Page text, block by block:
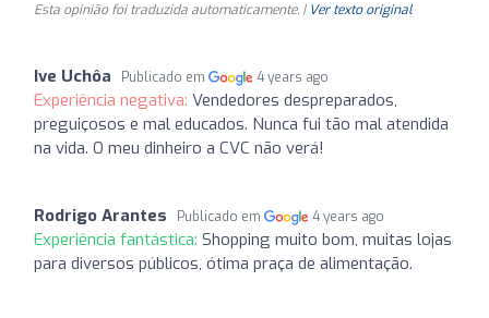
Esta opinião foi traduzida automaticamente. | Ver texto original
Ive Uchôa Publicado em 4 years ago
Experiência negativa: Vendedores despreparados,
preguiçosos e mal educados. Nunca fui tão mal atendida
na vida. O meu dinheiro a CVC não verá!
Rodrigo Arantes Publicado em 4 years ago
Experiência fantástica: Shopping muito bom, muitas lojas
para diversos públicos, ótima praça de alimentação.